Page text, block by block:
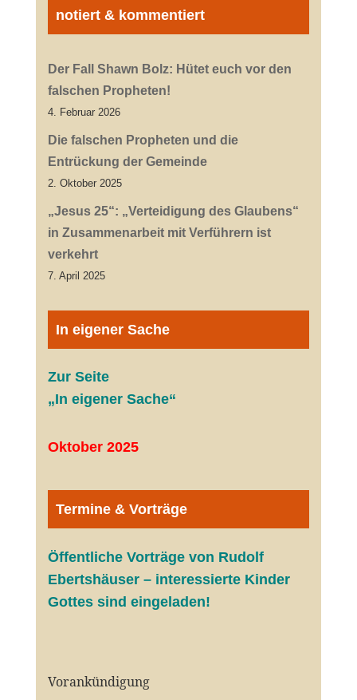
notiert & kommentiert
Der Fall Shawn Bolz: Hütet euch vor den
falschen Propheten!
4. Februar 2026
Die falschen Propheten und die
Entrückung der Gemeinde
2. Oktober 2025
„Jesus 25“: „Verteidigung des Glaubens“
in Zusammenarbeit mit Verführern ist
verkehrt
7. April 2025
In eigener Sache
Zur Seite
„In eigener Sache“
Oktober 2025
Termine & Vorträge
Öffentliche Vorträge von Rudolf
Ebertshäuser – interessierte Kinder
Gottes sind eingeladen!
Vorankündigung